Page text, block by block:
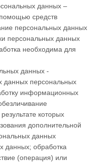
данных –
средств
персональных данных
персональных данных
необходима для
данных -
данных персональных
информационных
которых
дополнительной
данных
данных; обработка
(операция) или